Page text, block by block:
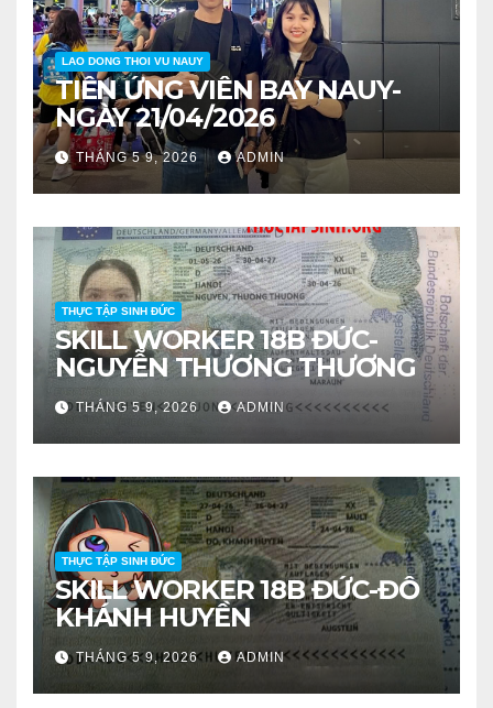
LAO DONG THOI VU NAUY
TIỄN ỨNG VIÊN BAY NAUY-
NGÀY 21/04/2026
THÁNG 5 9, 2026 ADMIN
THỰC TẬP SINH ĐỨC
SKILL WORKER 18B ĐỨC-
NGUYỄN THƯƠNG THƯƠNG
THÁNG 5 9, 2026 ADMIN
THỰC TẬP SINH ĐỨC
SKILL WORKER 18B ĐỨC-ĐỖ
KHÁNH HUYỀN
THÁNG 5 9, 2026 ADMIN